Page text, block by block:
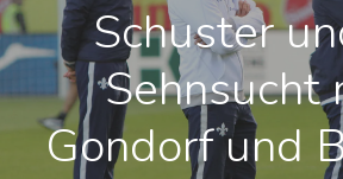
Schuster
Sehnsucht
Gondorf und